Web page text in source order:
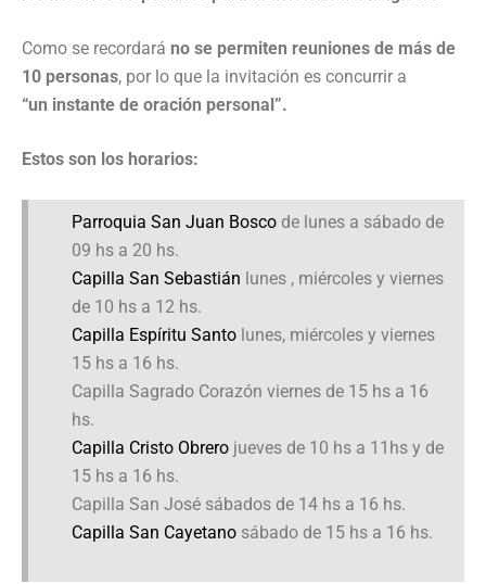
Como se recordará no se permiten reuniones de más de
10 personas, por lo que la invitación es concurrir a
“un instante de oración personal”.
Estos son los horarios:
Parroquia San Juan Bosco de lunes a sábado de
09 hs a 20 hs.
Capilla San Sebastián lunes , miércoles y viernes
de 10 hs a 12 hs.
Capilla Espíritu Santo lunes, miércoles y viernes
15 hs a 16 hs.
Capilla Sagrado Corazón viernes de 15 hs a 16
hs.
Capilla Cristo Obrero jueves de 10 hs a 11hs y de
15 hs a 16 hs.
Capilla San José sábados de 14 hs a 16 hs.
Capilla San Cayetano sábado de 15 hs a 16 hs.